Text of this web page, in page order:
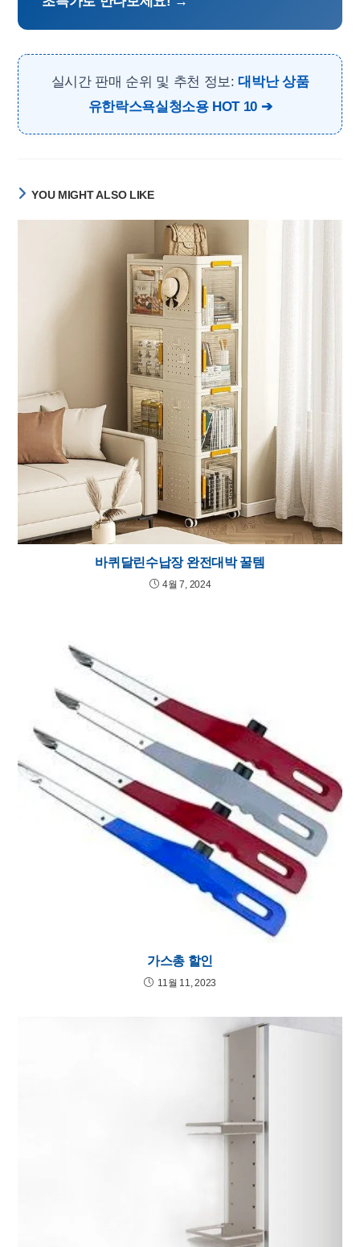
실시간 판매 순위 및 추천 정보:대박난 상품
유한락스욕실청소용 HOT 10
YOU MIGHT ALSO LIKE
바퀴달린수납장 완전대박 꿀템
4월 7, 2024
가스총 할인
11월 11, 2023